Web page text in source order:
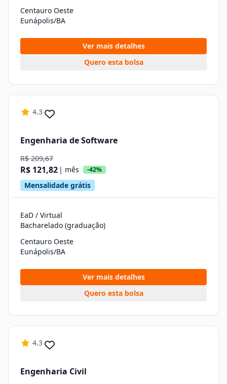
Centauro Oeste
Eunápolis/BA
Ver mais detalhes
Quero esta bolsa
4.3
Engenharia de Software
R$ 209,67
R$ 121,82 | mês -42%
Mensalidade grátis
EaD / Virtual
Bacharelado (graduação)
Centauro Oeste
Eunápolis/BA
Ver mais detalhes
Quero esta bolsa
4.3
Engenharia Civil